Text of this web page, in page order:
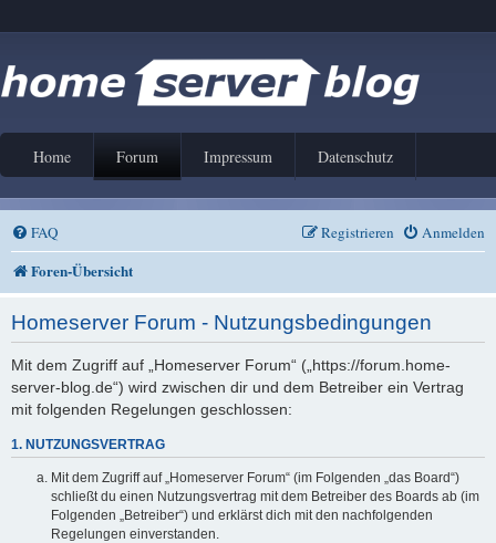
Home Forum Impressum Datenschutz
FAQ Anmelden
Registrieren
Foren-Übersicht
Homeserver Forum - Nutzungsbedingungen
Mit dem Zugriff auf „Homeserver Forum“ („https://forum.home-
server-blog.de“) wird zwischen dir und dem Betreiber ein Vertrag
mit folgenden Regelungen geschlossen:
1. NUTZUNGSVERTRAG
Mit dem Zugriff auf „Homeserver Forum“ (im Folgenden „das Board“)
schließt du einen Nutzungsvertrag mit dem Betreiber des Boards ab (im
Folgenden „Betreiber“) und erklärst dich mit den nachfolgenden
Regelungen einverstanden.